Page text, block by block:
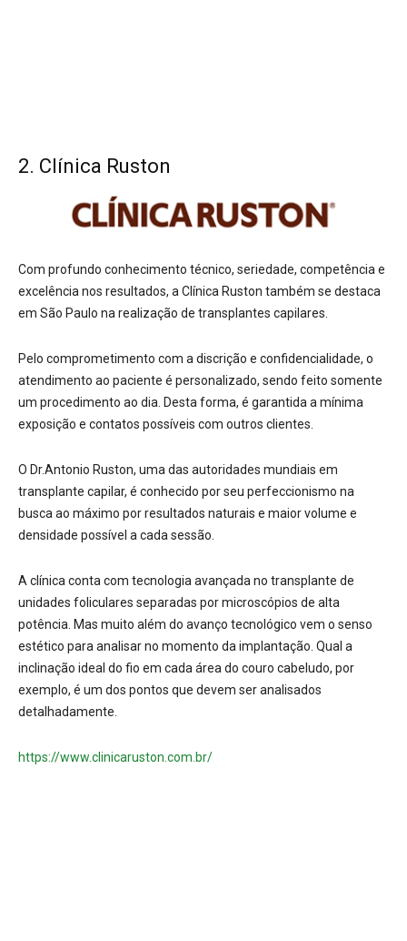
2. Clínica Ruston
Com profundo conhecimento técnico, seriedade, competência e
excelência nos resultados, a Clínica Ruston também se destaca
em São Paulo na realização de transplantes capilares.
Pelo comprometimento com a discrição e confidencialidade, o
atendimento ao paciente é personalizado, sendo feito somente
um procedimento ao dia. Desta forma, é garantida a mínima
exposição e contatos possíveis com outros clientes.
O Dr.Antonio Ruston, uma das autoridades mundiais em
transplante capilar, é conhecido por seu perfeccionismo na
busca ao máximo por resultados naturais e maior volume e
densidade possível a cada sessão.
A clínica conta com tecnologia avançada no transplante de
unidades foliculares separadas por microscópios de alta
potência. Mas muito além do avanço tecnológico vem o senso
estético para analisar no momento da implantação. Qual a
inclinação ideal do fio em cada área do couro cabeludo, por
exemplo, é um dos pontos que devem ser analisados
detalhadamente.
https://www.clinicaruston.com.br/